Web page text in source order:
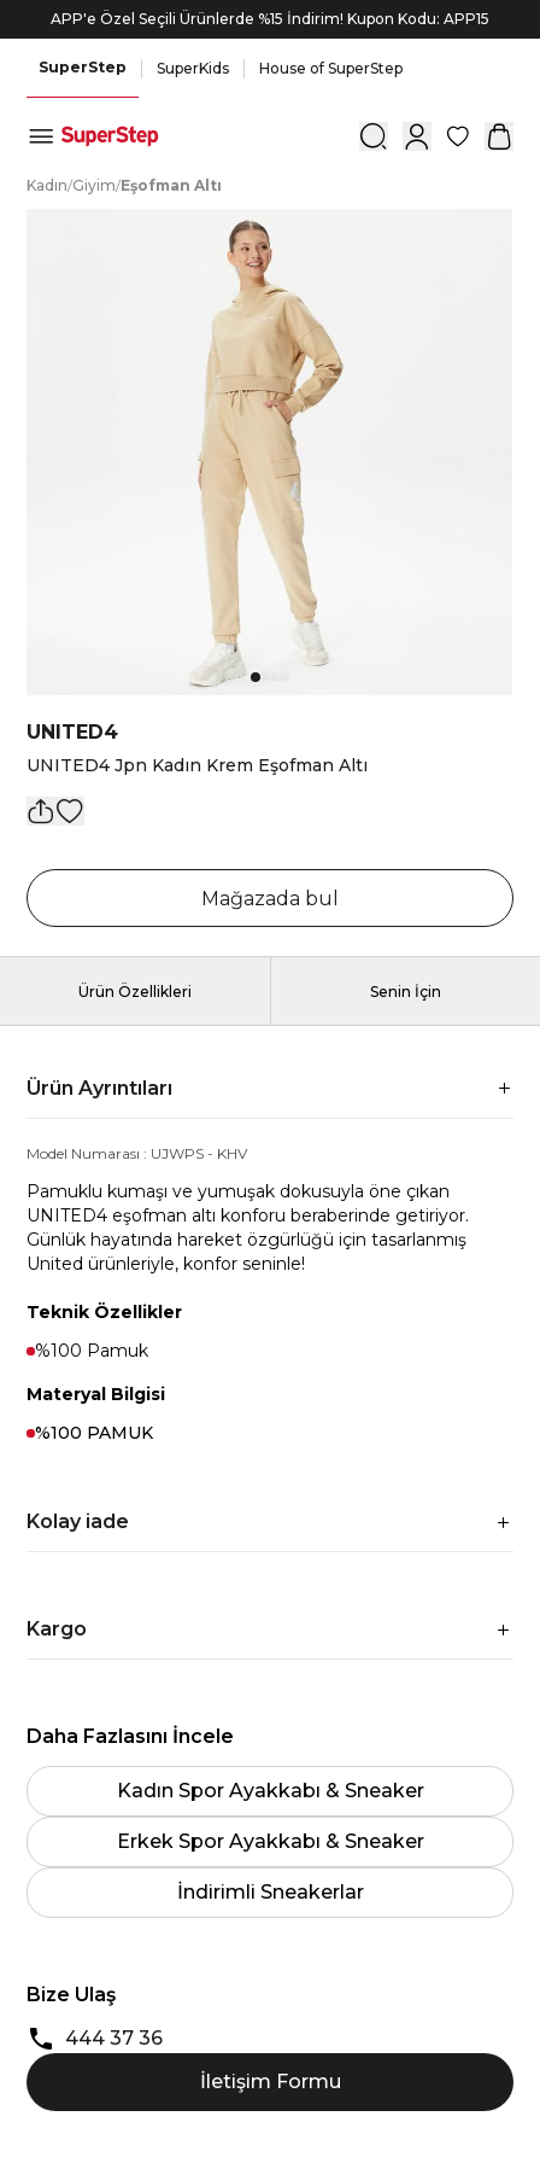
APP'e Özel Seçili Ürünlerde %15 İndirim! Kupon Kodu: APP15
Bonus kartlara özel vade farksız taksit seçenekleri!
SuperStep
SuperKids House of SuperStep
0
Kadın/Giyim/Eşofman A ltı
UNITED4
UNITED4 Jpn Kadın Krem Eşofman Altı
Mağazada bul
Ürün Özellikleri Senin İçin
Ürün Ayrıntıları
Model Numarası : UJWPS - KHV
Pamuklu kumaşı ve yumuşak dokusuyla öne çıkan
UNITED4 eşofman altı konforu beraberinde getiriyor.
Günlük hayatında hareket özgürlüğü için tasarlanmış
United ürünleriyle, konfor seninle!
Teknik Özellikler
%100 Pamuk
Materyal Bilgisi
%100 PAMUK
Kolay iade
Kargo
Daha Fazlasını İncele
Kadın Spor Ayakkabı & Sneaker
Erkek Spor Ayakkabı & Sneaker
İndirimli Sneakerlar
Bize Ulaş
444 37 36
İletişim Formu